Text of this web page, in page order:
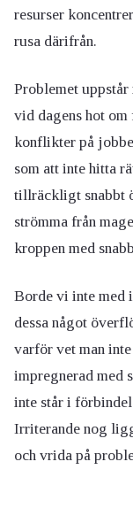
resurser
rusa därifrån.
Problemet uppstår
vid dagens hot
konflikter på
som att inte hitta
tillräckligt snabbt
strömma från
kroppen med
Borde vi inte med
dessa något
varför vet man
impregnerad med
inte står i
Irriterande nog
och vrida på